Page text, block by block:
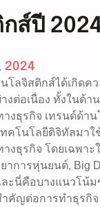
กส์ปี
2024
โลจิสติกส์ได้เกิดค
งต่อเนื่อง ทั้งในด้า
างธุรกิจ เทรนด์ด้า
ทคโนโลยีดิจิทัลมาใ
งธุรกิจ โดยเฉพาะ
าการหุ่นยนต์, Big
ละนี่คือบางแนวโน้
คัญต่อการทำธุรกิจ